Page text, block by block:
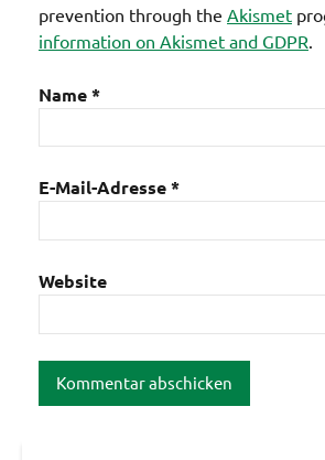
prevention through the Akismet
information on Akismet and GDPR
Name*
E-Mail-Adresse*
Website